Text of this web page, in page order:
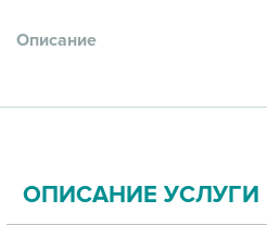
Описание
ОПИСАНИЕ УСЛУГИ